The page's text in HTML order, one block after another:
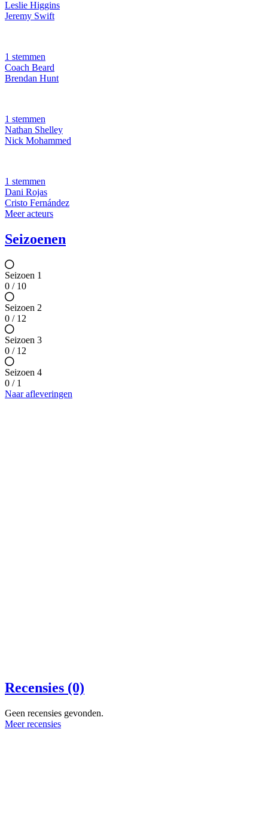
Leslie Higgins
Jeremy Swift
1 stemmen
Coach Beard
Brendan Hunt
1 stemmen
Nathan Shelley
Nick Mohammed
1 stemmen
Dani Rojas
Cristo Fernández
Meer acteurs
Seizoenen
Seizoen 1
0 / 10
Seizoen 2
0 / 12
Seizoen 3
0 / 12
Seizoen 4
0 / 1
Naar afleveringen
Recensies (0)
Geen recensies gevonden.
Meer recensies